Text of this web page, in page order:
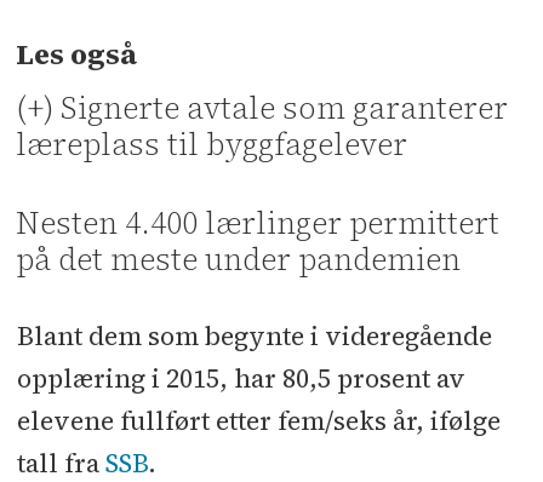
Les også
(+) Signerte avtale som garanterer
læreplass til byggfagelever
Nesten 4.400 lærlinger permittert
på det meste under pandemien
Blant dem som begynte i videregående
opplæring i 2015, har 80,5 prosent av
elevene fullført etter fem/seks år, ifølge
tall fraSSB.